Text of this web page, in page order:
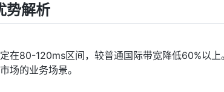
势解析
在80-120ms区间，较普通国际带宽降低60%以上
场的业务场景。